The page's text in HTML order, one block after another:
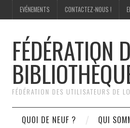
EVÉNEMENTS CONTACTEZ-NOUS !
FÉDÉRATION
FÉDÉRATION DES UTILISATEURS DE
QUOI DE NEUF ? QUI